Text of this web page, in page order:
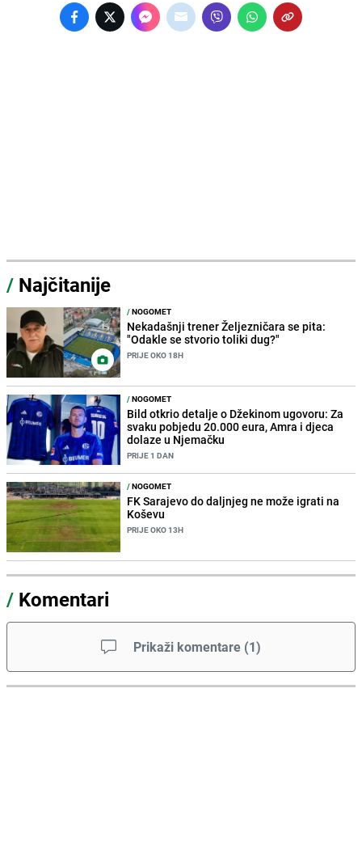
/ Najčitanije
/NOGOMET
Nekadašnji trener Željezničara se pita:
"Odakle se stvorio toliki dug?"
PRIJE OKO 18H
/NOGOMET
Bild otkrio detalje o Džekinom ugovoru: Za
svaku pobjedu 20.000 eura, Amra i djeca
dolaze u Njemačku
PRIJE 1 DAN
/NOGOMET
FK Sarajevo do daljnjeg ne može igrati na
Koševu
PRIJE OKO 13H
/ Komentari
Prikaži komentare (1)